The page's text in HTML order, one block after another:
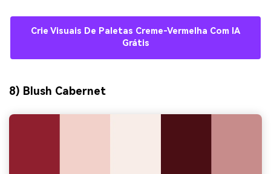
Crie Visuais De Paletas Creme-Vermelha Com IA
Grátis
8) Blush Cabernet